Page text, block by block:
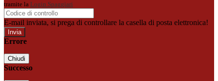
tramite la Login Spaggiari
E-mail inviata, si prega di controllare la casella di posta elettronica!
Errore
Chiudi
Successo